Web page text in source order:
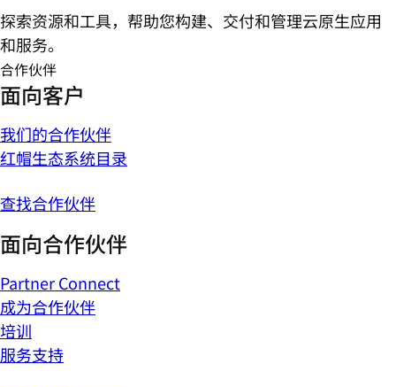
探索资源和工具，帮助您构建、交付和管理云原生应用
和服务。
合作伙伴
面向客户
我们的合作伙伴
红帽生态系统目录
查找合作伙伴
面向合作伙伴
Partner Connect
成为合作伙伴
培训
服务支持